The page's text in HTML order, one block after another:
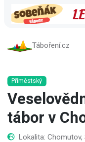
Táboření.cz
Příměstský
tábor v
Lokalita: Chomutov,